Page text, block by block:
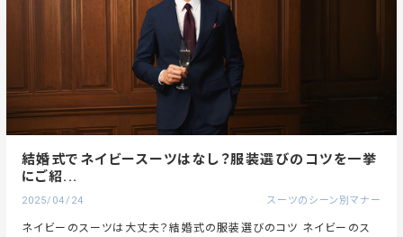
結婚式でネイビースーツはなし？服装選びのコツを一挙
にご紹...
2025/04/24 スーツのシーン別マナー
ネイビーのスーツは大丈夫？結婚式の服装選びのコツ ネイビーのス